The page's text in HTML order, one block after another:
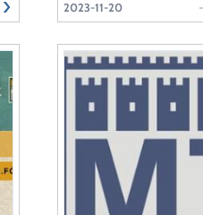
2023-11-20